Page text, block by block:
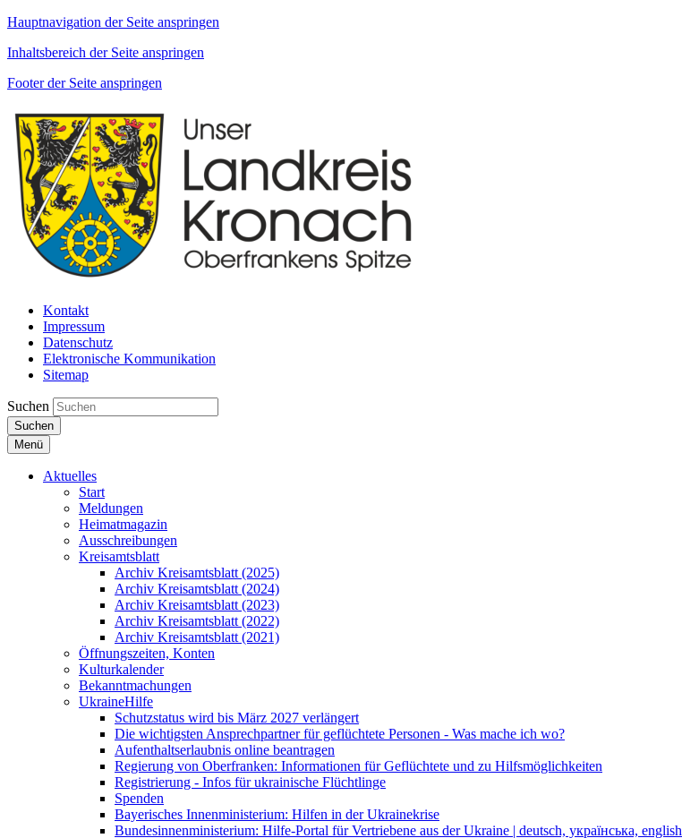
Hauptnavigation der Seite anspringen
Inhaltsbereich der Seite anspringen
Footer der Seite anspringen
Kontakt
Impressum
Datenschutz
Elektronische Kommunikation
Sitemap
Suchen
Suchen
Menü
Aktuelles
Start
Meldungen
Heimatmagazin
Ausschreibungen
Kreisamtsblatt
Archiv Kreisamtsblatt (2025)
Archiv Kreisamtsblatt (2024)
Archiv Kreisamtsblatt (2023)
Archiv Kreisamtsblatt (2022)
Archiv Kreisamtsblatt (2021)
Öffnungszeiten, Konten
Kulturkalender
Bekanntmachungen
UkraineHilfe
Schutzstatus wird bis März 2027 verlängert
Die wichtigsten Ansprechpartner für geflüchtete Personen - Was mache ich wo?
Aufenthaltserlaubnis online beantragen
Regierung von Oberfranken: Informationen für Geflüchtete und zu Hilfsmöglichkeiten
Registrierung - Infos für ukrainische Flüchtlinge
Spenden
Bayerisches Innenministerium: Hilfen in der Ukrainekrise
Bundesinnenministerium: Hilfe-Portal für Vertriebene aus der Ukraine | deutsch, українська, english